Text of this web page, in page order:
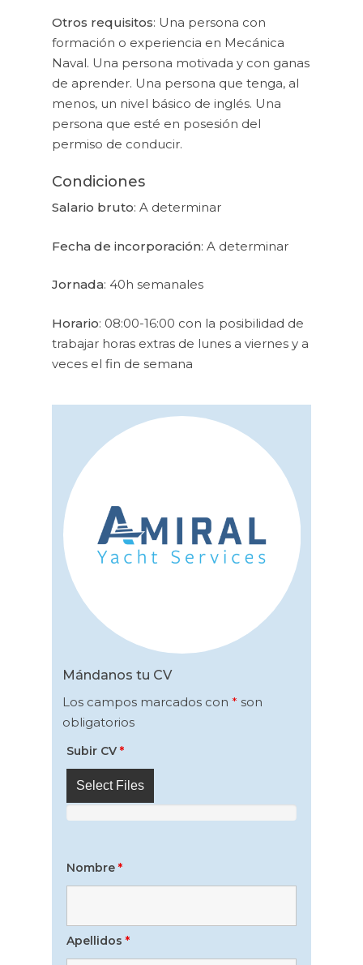
Otros requisitos: Una persona con
formación o experiencia en Mecánica
Naval. Una persona motivada y con ganas
de aprender. Una persona que tenga, al
menos, un nivel básico de inglés. Una
persona que esté en posesión del
permiso de conducir.
Condiciones
Salario bruto: A determinar
Fecha de incorporación: A determinar
Jornada: 40h semanales
Horario: 08:00-16:00 con la posibilidad de
trabajar horas extras de lunes a viernes y a
veces el fin de semana
Mándanos tu CV
Los campos marcados con* son
obligatorios
Subir CV*
Select Files
Nombre*
Apellidos*